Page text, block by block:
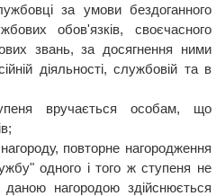
за умови бездоганного
обов'язків, своєчасного
звань, за досягнення ними
діяльності, службовій та в
вручається особам, що
повторне нагородження
одного і того ж ступеня не
нагородою здійснюється